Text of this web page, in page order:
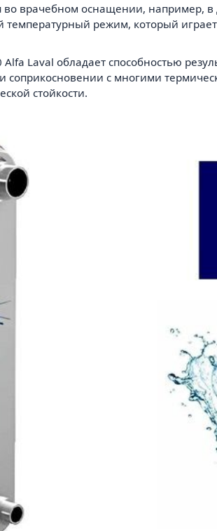
во врачебном оснащении, например,
температурный режим, который
Laval обладает способностью
с многими
стойкости.